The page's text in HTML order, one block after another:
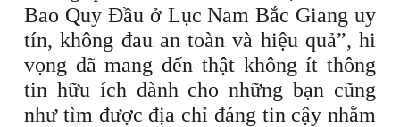
Bao Quy Đầu ở Lục Nam Bắc Giang uy
tín, không đau an toàn và hiệu quả”, hi
vọng đã mang đến thật không ít thông
tin hữu ích dành cho những bạn cũng
như tìm được địa chỉ đáng tin cậy nhằm